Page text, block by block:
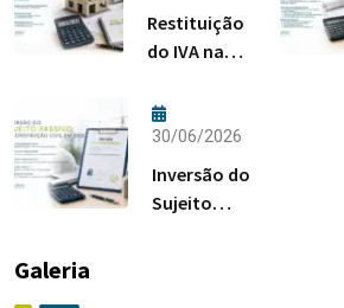
Restituição
do IVA na
Quem Pode
Pedir?
30/06/2026
Inversão do
Sujeito
Galeria